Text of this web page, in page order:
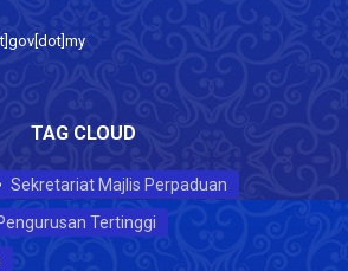
TAG CLOUD
Sekretariat Majlis Perpaduan
Tertinggi